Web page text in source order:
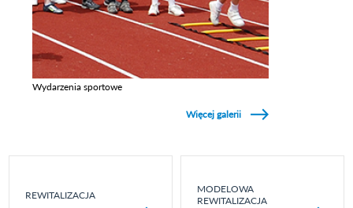
Wydarzenia sportowe
Więcej galerii
REWITALIZACJA
MODELOWA
REWITALIZACJA